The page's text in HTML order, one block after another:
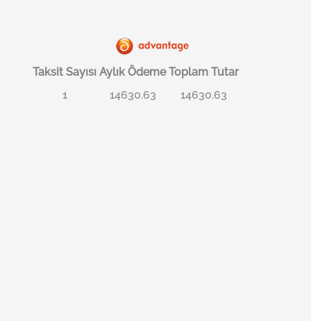
Taksit Sayısı Aylık Ödeme Toplam Tutar
1
14630.63 14630.63